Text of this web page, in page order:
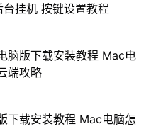
挂机 按键设置教程
脑版下载安装教程 Mac电
端攻略
下载安装教程 Mac电脑怎